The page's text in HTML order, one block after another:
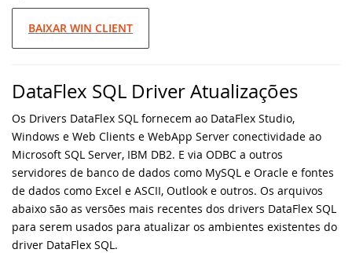
BAIXAR WIN CLIENT
DataFlex SQL Driver Atualizações
Os Drivers DataFlex SQL fornecem ao DataFlex Studio,
Windows e Web Clients e WebApp Server conectividade ao
Microsoft SQL Server, IBM DB2. E via ODBC a outros
servidores de banco de dados como MySQL e Oracle e fontes
de dados como Excel e ASCII, Outlook e outros. Os arquivos
abaixo são as versões mais recentes dos drivers DataFlex SQL
para serem usados ​​para atualizar os ambientes existentes do
driver DataFlex SQL.
Novas videoaulas adicionadas:
Conhecendo os Controles Web
DataFlex 2024 Beta 2 lançado - crie
desenhos vetoriais a partir do código
DataFlex!
DataFlex Reports 2024 Beta 1 lançado para
download e teste
DISD 2018
DataFlex Entwickler Tag 2017
DAPCON 2017
Synergy 2017